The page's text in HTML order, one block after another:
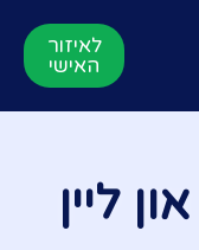
לאיזור
האישי
ליין